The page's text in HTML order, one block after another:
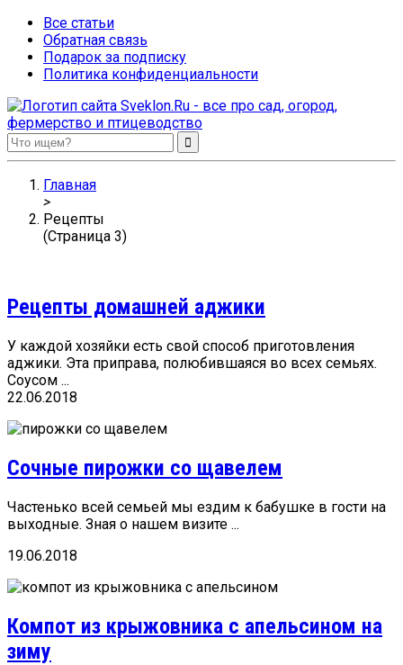
Все статьи
Обратная связь
Подарок за подписку
Политика конфиденциальности
Sveklon.Ru – все про сад, огород, фермерство и птицеводство
Главная
>
Рецепты
(Страница 3)
Рецепты домашней аджики
У каждой хозяйки есть свой способ приготовления
аджики. Эта приправа, полюбившаяся во всех семьях.
Соусом ...
22.06.2018
Сочные пирожки со щавелем
Частенько всей семьей мы ездим к бабушке в гости на
выходные. Зная о нашем визите ...
19.06.2018
Компот из крыжовника с апельсином на
зиму